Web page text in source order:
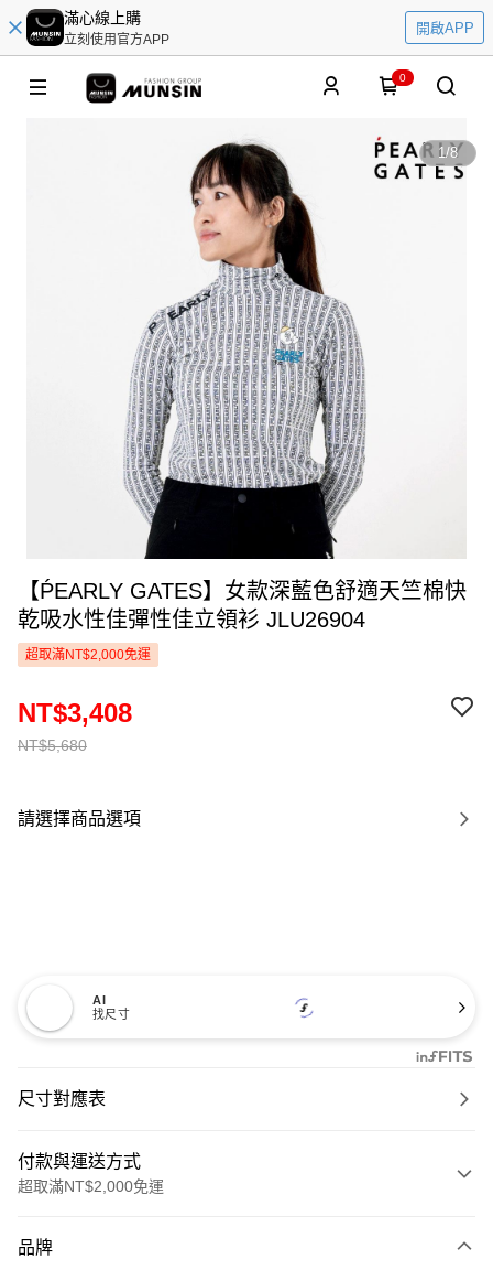
滿心線上購
立刻使用官方APP
開啟APP
0
1/8
【ṔEARLY GATES】女款深藍色舒適天竺棉快
乾吸水性佳彈性佳立領衫 JLU26904
超取滿NT$2,000免運
NT$5,680
NT$3,408
請選擇商品選項
AI
找尺寸
尺寸對應表
付款與運送方式
超取滿NT$2,000免運
信用卡一次付款
品牌